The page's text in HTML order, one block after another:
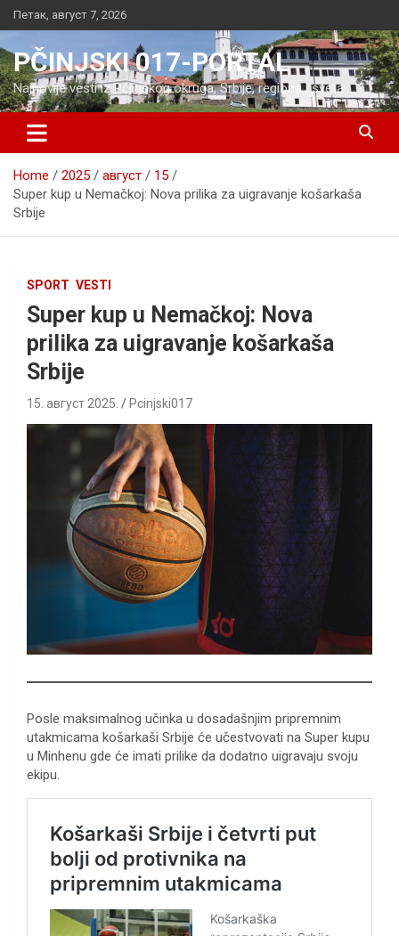
Skip
to
content
Петак, август 7, 2026
PČINJSKI 017-PORTAL
Najnovije vesti iz Pčinjskog okruga, Srbije, regiona i sveta
Home 2025 август
15
Super kup u Nemačkoj: Nova prilika za uigravanje košarkaša
Srbije
SPORT VESTI
Super kup u Nemačkoj: Nova
prilika za uigravanje košarkaša
Srbije
15. август 2025. Pcinjski017
Posle maksimalnog učinka u dosadašnjim pripremnim
utakmicama košarkaši Srbije će učestvovati na Super kupu
u Minhenu gde će imati prilike da dodatno uigravaju svoju
ekipu.